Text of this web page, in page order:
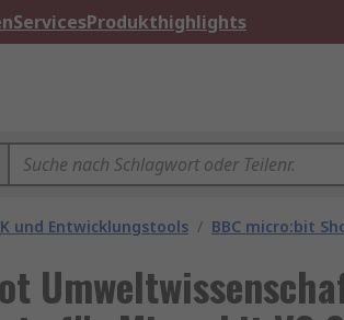
ServicesProdukthighlights
und Entwicklungstools / BBC micro:bit